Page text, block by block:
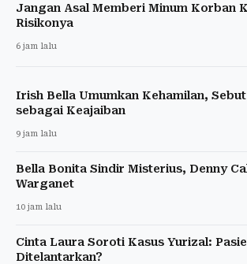
Jangan Asal Memberi Minum Korban
Risikonya
6 jam lalu
Irish Bella Umumkan Kehamilan,
sebagai Keajaiban
9 jam lalu
Bella Bonita Sindir Misterius, Denny
Warganet
10 jam lalu
Cinta Laura Soroti Kasus Yurizal:
Ditelantarkan?